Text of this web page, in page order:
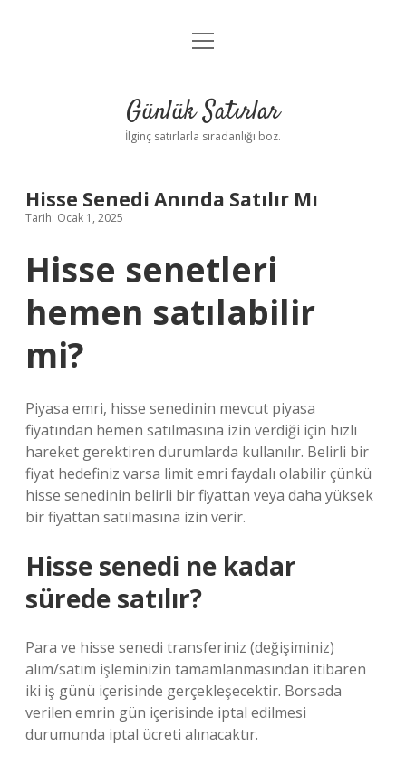
Anasayfa
Yasal Uyarı
menüyü
Günlük Satırlar
İlginç satırlarla sıradanlığı boz.
Hisse Senedi Anında Satılır Mı
Tarih: Ocak 1, 2025
Hisse senetleri
hemen satılabilir
mi?
Piyasa emri, hisse senedinin mevcut piyasa
fiyatından hemen satılmasına izin verdiği için hızlı
hareket gerektiren durumlarda kullanılır. Belirli bir
fiyat hedefiniz varsa limit emri faydalı olabilir çünkü
hisse senedinin belirli bir fiyattan veya daha yüksek
bir fiyattan satılmasına izin verir.
Hisse senedi ne kadar
sürede satılır?
Para ve hisse senedi transferiniz (değişiminiz)
alım/satım işleminizin tamamlanmasından itibaren
iki iş günü içerisinde gerçekleşecektir. Borsada
verilen emrin gün içerisinde iptal edilmesi
durumunda iptal ücreti alınacaktır.